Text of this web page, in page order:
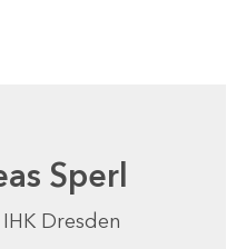
Sperl
Dresden